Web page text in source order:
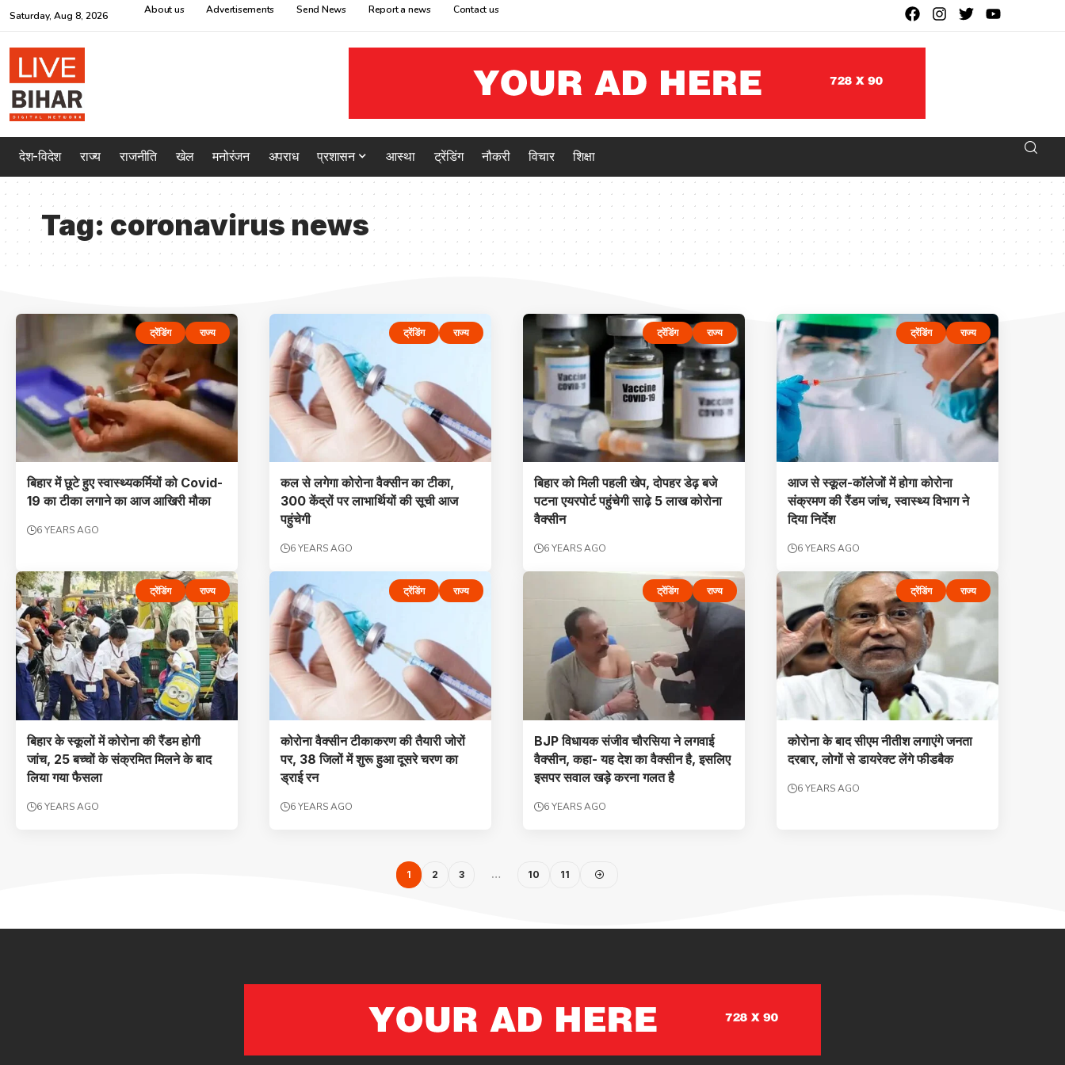
Saturday, Aug 8, 2026 About us Advertisements Send News Report a news Contact us
देश-विदेश राज्य राजनीति खेल मनोरंजन अपराध प्रशासन आस्था ट्रेंडिंग नौकरी विचार शिक्षा
Tag: coronavirus news
ट्रेंडिंग राज्य
बिहार में छूटे हुए स्वास्थ्यकर्मियों को Covid-
19 का टीका लगाने का आज आखिरी मौका
6 YEARS AGO
ट्रेंडिंग राज्य
कल से लगेगा कोरोना वैक्सीन का टीका,
300 केंद्रों पर लाभार्थियों की सूची आज
पहुंचेगी
6 YEARS AGO
ट्रेंडिंग राज्य
बिहार को मिली पहली खेप, दोपहर डेढ़ बजे
पटना एयरपोर्ट पहुंचेगी साढ़े 5 लाख कोरोना
वैक्सीन
6 YEARS AGO
ट्रेंडिंग राज्य
आज से स्कूल-कॉलेजों में होगा कोरोना
संक्रमण की रैंडम जांच, स्वास्थ्य विभाग ने
दिया निर्देश
6 YEARS AGO
ट्रेंडिंग राज्य
बिहार के स्‍कूलों में कोरोना की रैंडम होगी
जांच, 25 बच्‍चों के संक्रमित मिलने के बाद
लिया गया फैसला
6 YEARS AGO
ट्रेंडिंग राज्य
कोरोना वैक्‍सीन टीकाकरण की तैयारी जोरों
पर, 38 जिलों में शुरू हुआ दूसरे चरण का
ड्राई रन
6 YEARS AGO
ट्रेंडिंग राज्य
BJP विधायक संजीव चौरसिया ने लगवाई
वैक्सीन, कहा- यह देश का वैक्सीन है, इसलिए
इसपर सवाल खड़े करना गलत है
6 YEARS AGO
ट्रेंडिंग राज्य
कोरोना के बाद सीएम नीतीश लगाएंगे जनता
दरबार, लोगों से डायरेक्ट लेंगे फीडबैक
6 YEARS AGO
1 2 3 … 10 11